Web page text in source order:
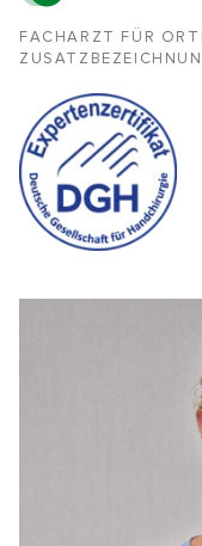
FACHARZT FÜR